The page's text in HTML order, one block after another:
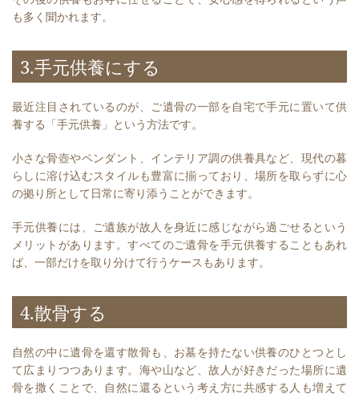
も多く聞かれます。
3.手元供養にする
最近注目されているのが、ご遺骨の一部を自宅で手元に置いて供
養する「手元供養」という方法です。
小さな骨壺やペンダント、インテリア調の供養具など、現代の暮
らしに溶け込むスタイルも豊富に揃っており、場所を取らずに心
の拠り所として日常に寄り添うことができます。
手元供養には、ご遺族が故人を身近に感じながら過ごせるという
メリットがあります。すべてのご遺骨を手元供養することもあれ
ば、一部だけを取り分けて行うケースもあります。
4.散骨する
自然の中に遺骨を還す散骨も、お墓を持たない供養のひとつとし
て広まりつつあります。海や山など、故人が好きだった場所に遺
骨を撒くことで、自然に還るという考え方に共感する人も増えて